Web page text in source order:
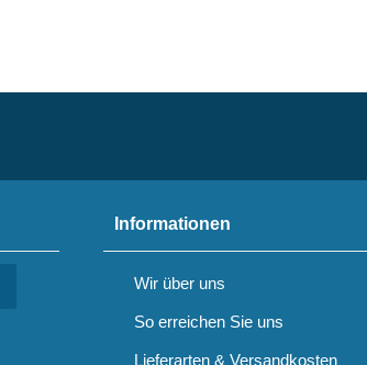
Informationen
Wir über uns
So erreichen Sie uns
Lieferarten & Versandkosten